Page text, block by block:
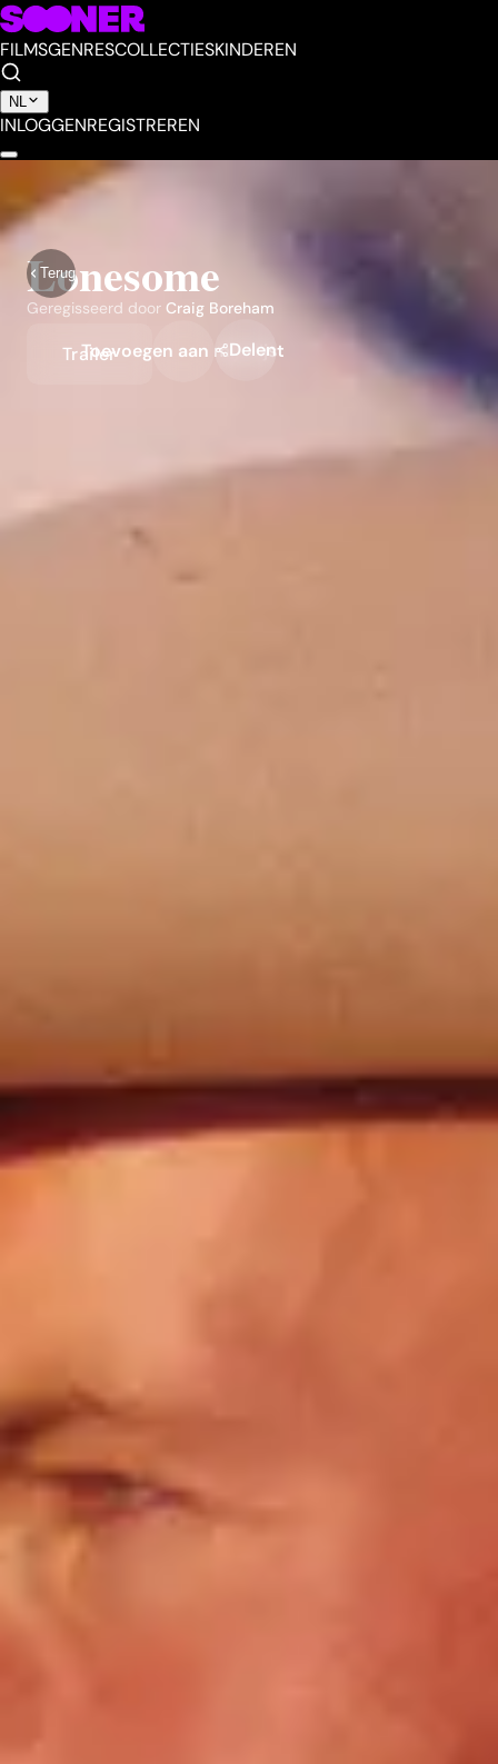
FILMSGENRESCOLLECTIESKINDEREN
NL
INLOGGENREGISTREREN
Terug
Lonesome
Geregisseerd door Craig Boreham
Trailer
Toevoegen aan mijn lijst
Delen